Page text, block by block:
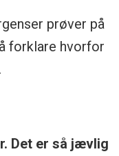
prøver på
forklare hvorfor
Det er så jævlig